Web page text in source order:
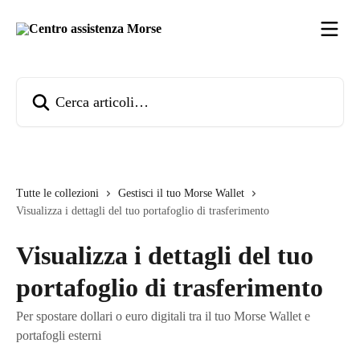
Tutte le collezioni
Gestisci il tuo Morse Wallet
Visualizza i dettagli del tuo portafoglio di trasferimento
Visualizza i dettagli del tuo
portafoglio di trasferimento
Per spostare dollari o euro digitali tra il tuo Morse Wallet e
portafogli esterni